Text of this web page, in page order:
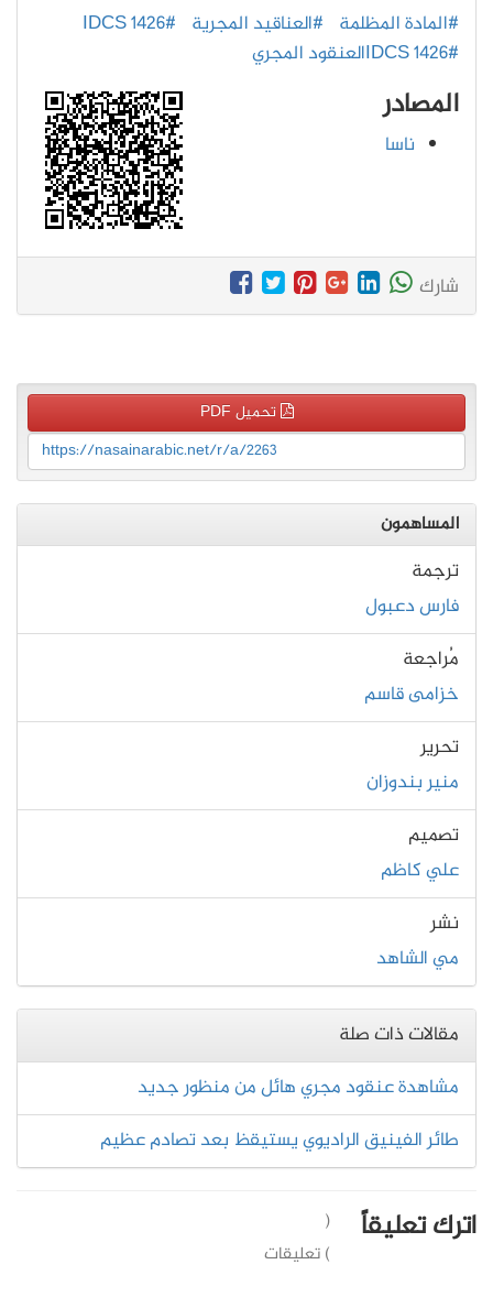
#المادة المظلمة #العناقيد المجرية #IDCS 1426
#IDCS 1426العنقود المجري
المصادر
ناسا
شارك
تحميل PDF
https://nasainarabic.net/r/a/2263
المساهمون
ترجمة
فارس دعبول
مُراجعة
خزامى قاسم
تحرير
منير بندوزان
تصميم
علي كاظم
نشر
مي الشاهد
مقالات ذات صلة
مشاهدة عنقود مجري هائل من منظور جديد
طائر الفينيق الراديوي يستيقظ بعد تصادم عظيم
اترك تعليقاً
(
) تعليقات